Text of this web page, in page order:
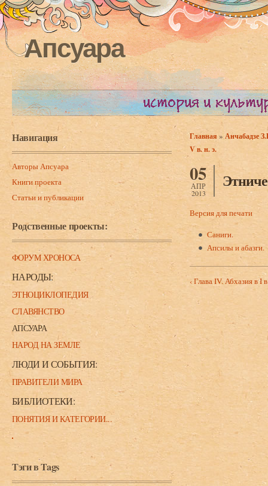
Апсуара
Навигация
Авторы Апсуара
Книги проекта
Статьи и публикации
Родственные проекты:
ФОРУМ ХРОНОСА
НАРОДЫ:
ЭТНОЦИКЛОПЕДИЯ
СЛАВЯНСТВО
АПСУАРА
НАРОД НА ЗЕМЛЕ
ЛЮДИ И СОБЫТИЯ:
ПРАВИТЕЛИ МИРА
БИБЛИОТЕКИ:
ПОНЯТИЯ И КАТЕГОРИИ...
Тэги в Tags
Вы здесь
Главная » Анчабадзе
V в. н. э.
05
АПР
2013
Версия для печати
Саниги.
Апсилы и абазги.
‹ Глава IV. Абхазия в I